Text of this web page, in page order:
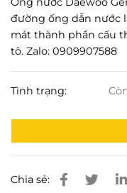
đường ống dẫn nước
mát thành phần cấu
tô. Zalo: 0909907588
Tình trạng:
Chia sẻ: